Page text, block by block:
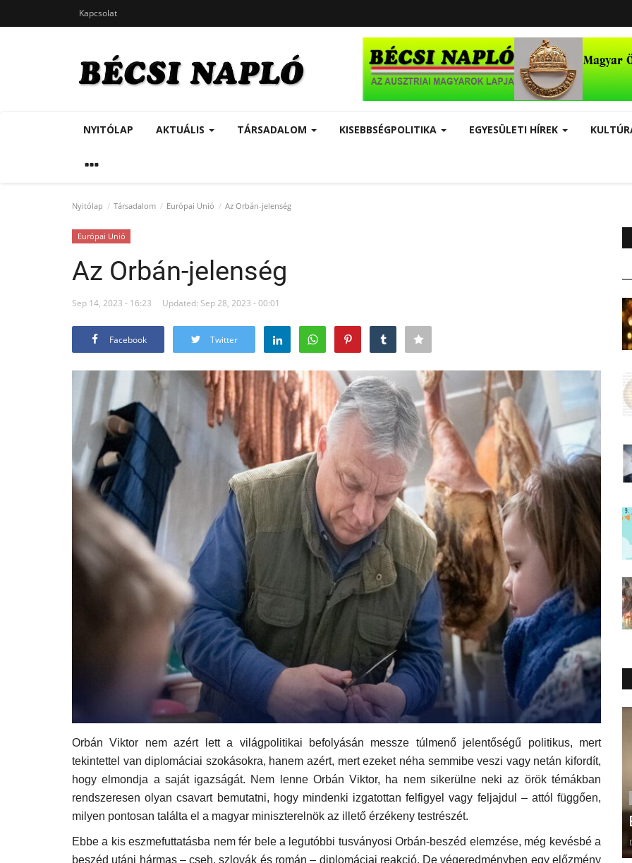
Kapcsolat
NYITÓLAP AKTUÁLIS TÁRSADALOM KISEBBSÉGPOLITIKA EGYESÜLETI HÍREK
Nyitólap Társadalom Európai Unió Az Orbán-jelenség
Európai Unió
Az Orbán-jelenség
Sep 14, 2023 - 16:23 Updated: Sep 28, 2023 - 00:01
Facebook Twitter
Orbán Viktor nem azért lett a világpolitikai befolyásán messze túlmenő jelentőségű politikus, mert
tekintettel van diplomáciai szokásokra, hanem azért, mert ezeket néha semmibe veszi vagy netán kifordít,
hogy elmondja a saját igazságát. Nem lenne Orbán Viktor, ha nem sikerülne neki az örök témákban
rendszeresen olyan csavart bemutatni, hogy mindenki izgatottan felfigyel vagy feljajdul – attól függően,
milyen pontosan találta el a magyar miniszterelnök az illető érzékeny testrészét.
Ebbe a kis eszmefuttatásba nem fér bele a legutóbbi tusványosi Orbán-beszéd elemzése, még kevésbé a
beszéd utáni hármas – cseh, szlovák és román – diplomáciai reakció. De végeredményben egy előzmény